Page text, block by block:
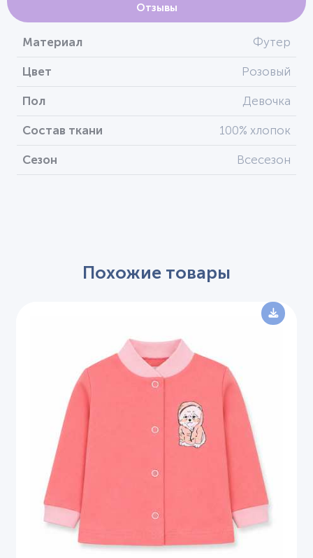
Отзывы
Материал Футер
Цвет Розовый
Пол Девочка
Состав ткани 100% хлопок
Сезон Всесезон
Похожие товары